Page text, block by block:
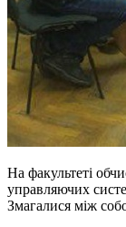
На факультеті
управляючих
Змагалися між